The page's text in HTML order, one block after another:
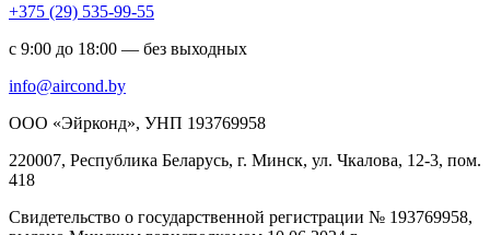
+375 (29) 535-99-55
с 9:00 до 18:00 — без выходных
info@aircond.by
ООО «Эйрконд», УНП 193769958
220007, Республика Беларусь, г. Минск, ул. Чкалова, 12-3, пом.
418
Cвидетельство о государственной регистрации № 193769958,